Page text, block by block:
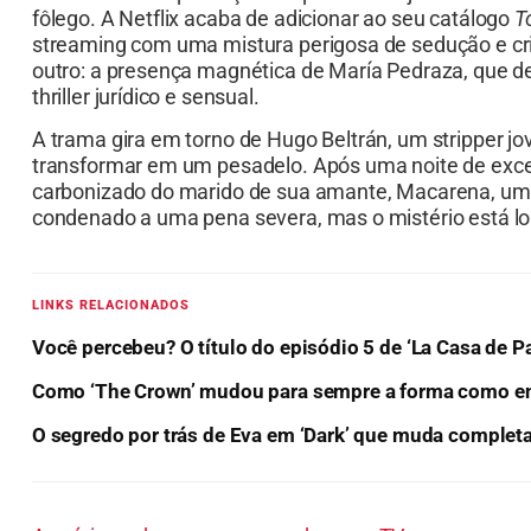
fôlego. A Netflix acaba de adicionar ao seu catálogo
streaming com uma mistura perigosa de sedução e
outro: a presença magnética de María Pedraza, que
thriller jurídico e sensual.
A trama gira em torno de Hugo Beltrán, um stripper
transformar em um pesadelo. Após uma noite de
carbonizado do marido de sua amante, Macarena,
condenado a uma pena severa, mas o mistério está
LINKS RELACIONADOS
Você percebeu? O título do episódio 5 de ‘La Casa de
Como ‘The Crown’ mudou para sempre a forma como
O segredo por trás de Eva em ‘Dark’ que muda